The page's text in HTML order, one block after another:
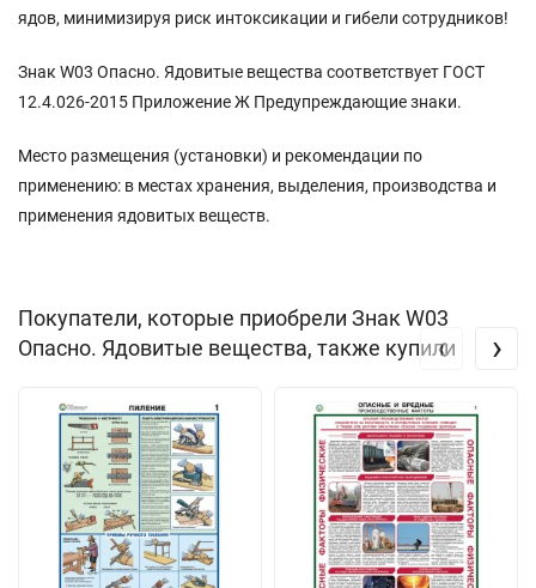
ядов, минимизируя риск интоксикации и гибели сотрудников!
Знак W03 Опасно. Ядовитые вещества соответствует ГОСТ
12.4.026-2015 Приложение Ж Предупреждающие знаки.
Место размещения (установки) и рекомендации по
применению: в местах хранения, выделения, производства и
применения ядовитых веществ.
Покупатели, которые приобрели Знак W03
Опасно. Ядовитые вещества, также купили
‹ ›